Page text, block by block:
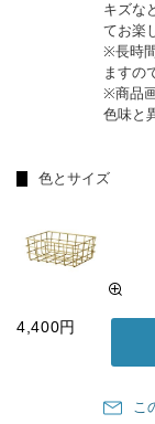
キズな
てお楽
※長時
ますの
※商品
色味と
色とサイズ
4,400円
こ